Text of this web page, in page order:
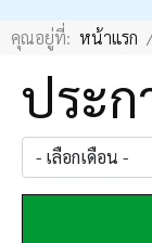
คุณอยู่ที่: หน้าแรก
ประก
- เลือกเดือน -